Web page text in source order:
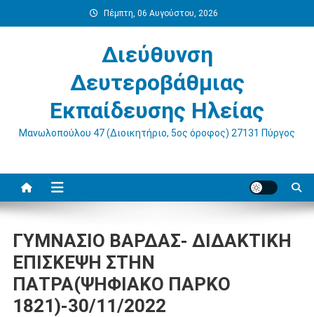
στο
Πέμπτη, 06 Αυγούστου, 2026
Διεύθυνση
Δευτεροβάθμιας
Εκπαίδευσης Ηλείας
Μανωλοπούλου 47 (Διοικητήριο, 5ος όροφος) 27131 Πύργος
ΓΥΜΝΑΣΙΟ ΒΑΡΔΑΣ- ΔΙΔΑΚΤΙΚΗ
ΕΠΙΣΚΕΨΗ ΣΤΗΝ
ΠΑΤΡΑ(ΨΗΦΙΑΚΟ ΠΑΡΚΟ
1821)-30/11/2022